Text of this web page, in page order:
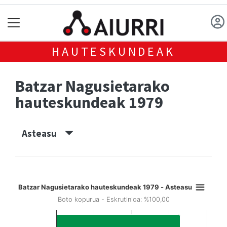
HAUTESKUNDEAK
Batzar Nagusietarako
hauteskundeak 1979
Asteasu
Batzar Nagusietarako hauteskundeak 1979 - Asteasu
Boto kopurua - Eskrutinioa: %100,00